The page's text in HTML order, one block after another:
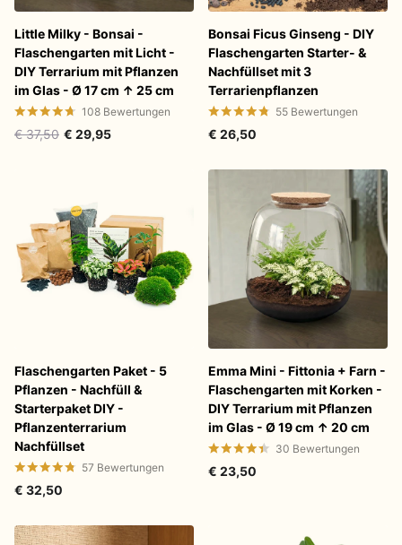
Little Milky - Bonsai -
Flaschengarten mit Licht -
DIY Terrarium mit Pflanzen
im Glas - Ø 17 cm ↑ 25 cm
108 Bewertungen
€ 37,50 € 29,95
Bonsai Ficus Ginseng - DIY
Flaschengarten Starter- &
Nachfüllset mit 3
Terrarienpflanzen
55 Bewertungen
€ 26,50
Flaschengarten Paket - 5
Pflanzen - Nachfüll &
Starterpaket DIY -
Pflanzenterrarium
Nachfüllset
57 Bewertungen
€ 32,50
Emma Mini - Fittonia + Farn -
Flaschengarten mit Korken -
DIY Terrarium mit Pflanzen
im Glas - Ø 19 cm ↑ 20 cm
30 Bewertungen
€ 23,50